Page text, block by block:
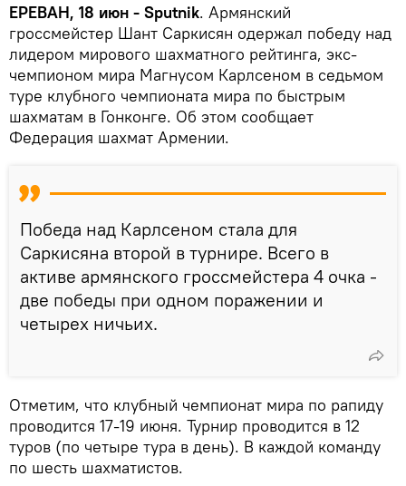
ЕРЕВАН, 18 июн - Sputnik. Армянский
гроссмейстер Шант Саркисян одержал победу над
лидером мирового шахматного рейтинга, экс-
чемпионом мира Магнусом Карлсеном в седьмом
туре клубного чемпионата мира по быстрым
шахматам в Гонконге. Об этом сообщает
Федерация шахмат Армении.
Победа над Карлсеном стала для
Саркисяна второй в турнире. Всего в
активе армянского гроссмейстера 4 очка -
две победы при одном поражении и
четырех ничьих.
Отметим, что клубный чемпионат мира по рапиду
проводится 17-19 июня. Турнир проводится в 12
туров (по четыре тура в день). В каждой команду
по шесть шахматистов.